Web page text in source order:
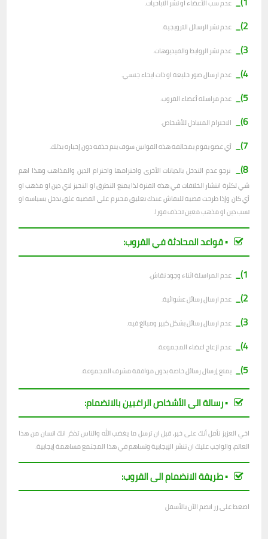
عدم سب الأعضاء او نشر الاباحيات.
2)_ عدم نشر الرسائل الترويجية.
3)_ عدم نشر الروابط والفيديوهات.
4)_ عدم ارسال صور خليعة او ذات ايحاء جنسي.
5)_ عدم مراسلة أعضاء القروب.
6)_ الاحترام المتبادل للأشخاص.
7)_ أي عضو يقوم بمخالفة هذه القوانين سوف يتم حذفه دون إخباره بذلك.
8)_
نرجو عدم التدخل بالديانات الأخرى واحترامها واحترام الدين والمذاهب وهذا اهم
شي لكثرة انتشار الخلافات في هذه الفترة لذا يمنع التطرق او التحيز لاي دين او مذهب او
أي كان وإذا طرحت قضية للنقاش عندك تعليق محترم على القضية علق تدخل بسياسة او
تسب دين او مذهب معين تحذف فورا.
▪︎ قواعد المحادثة في القروب:
1)_
عدم المراسلة اثناء وجود نقاش.
2)_ عدم ارسال رسائل عشوائية.
3)_ عدم ارسال رسائل بشكل كبير ومبالغ فيه.
4)_ عدم ازعاج اعضاء المجموعة.
5)_ يمنع إرسال رسائل خاصة بدون موافقة مشرف المجموعة.
▪︎ رسالة الى الأشخاص الراغبين بالانضمام:
اخي العزيز نأمل أنك على خير، قبل ان ترسل ما يغضب الله والناس تذكر انك انسان من هذا
العالم، والواجب عليك ان تنشر الإيجابية وتساهم في هذا المجتمع مساهمة إيجابية.
▪︎ طريقة الانضمام الى القروب:
اضغط على زر انضم الآن بالأسفل